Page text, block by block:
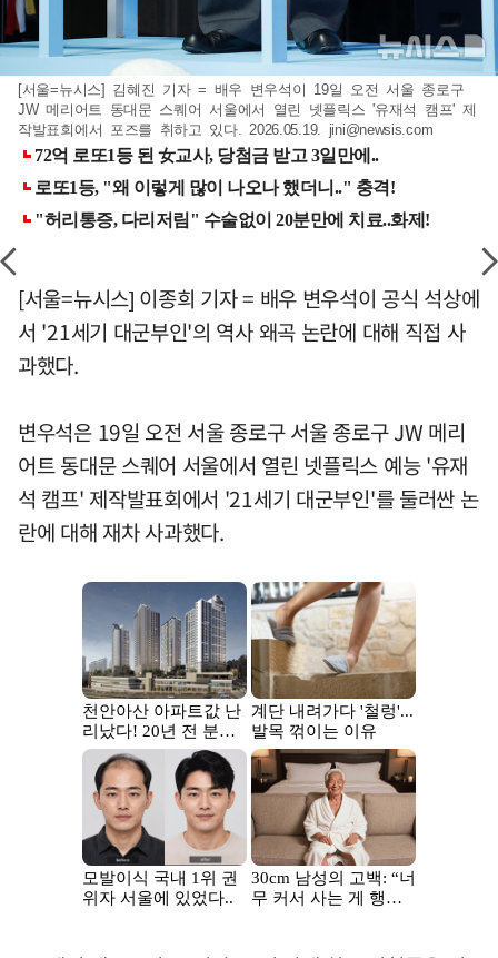
[서울=뉴시스] 김혜진 기자 = 배우 변우석이 19일 오전 서울 종로구
JW 메리어트 동대문 스퀘어 서울에서 열린 넷플릭스 '유재석 캠프' 제
작발표회에서 포즈를 취하고 있다. 2026.05.19. jini@newsis.com
[서울=뉴시스] 이종희 기자 = 배우 변우석이 공식 석상에
서 '21세기 대군부인'의 역사 왜곡 논란에 대해 직접 사
과했다.
변우석은 19일 오전 서울 종로구 서울 종로구 JW 메리
어트 동대문 스퀘어 서울에서 열린 넷플릭스 예능 '유재
석 캠프' 제작발표회에서 '21세기 대군부인'를 둘러싼 논
란에 대해 재차 사과했다.